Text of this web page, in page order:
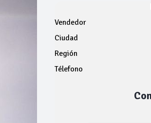
Vendedor
Ciudad
Región
Télefono